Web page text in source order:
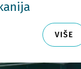
VIŠE